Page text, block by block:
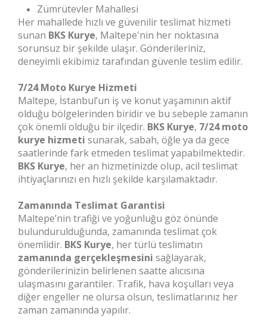
Zümrütevler Mahallesi
Her mahallede hızlı ve güvenilir teslimat hizmeti
sunan BKS Kurye, Maltepe'nin her noktasına
sorunsuz bir şekilde ulaşır. Gönderileriniz,
deneyimli ekibimiz tarafından güvenle teslim edilir.
7/24 Moto Kurye Hizmeti
Maltepe, İstanbul’un iş ve konut yaşamının aktif
olduğu bölgelerinden biridir ve bu sebeple zamanın
çok önemli olduğu bir ilçedir. BKS Kurye, 7/24 moto
kurye hizmeti sunarak, sabah, öğle ya da gece
saatlerinde fark etmeden teslimat yapabilmektedir.
BKS Kurye, her an hizmetinizde olup, acil teslimat
ihtiyaçlarınızı en hızlı şekilde karşılamaktadır.
Zamanında Teslimat Garantisi
Maltepe’nin trafiği ve yoğunluğu göz önünde
bulundurulduğunda, zamanında teslimat çok
önemlidir. BKS Kurye, her türlü teslimatın
zamanında gerçekleşmesini sağlayarak,
gönderilerinizin belirlenen saatte alıcısına
ulaşmasını garantiler. Trafik, hava koşulları veya
diğer engeller ne olursa olsun, teslimatlarınız her
zaman zamanında yapılır.